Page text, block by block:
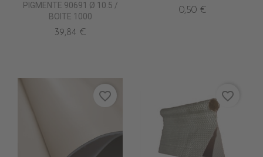
PIGMENTE 90691 Ø 10.5 /
BOITE 1000
39,84 €
0,50 €
favorite_border favorite_border